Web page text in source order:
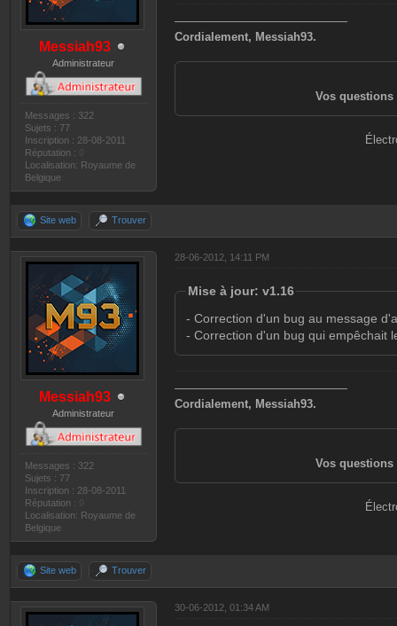
Messiah93
Administrateur
Messages : 322
Sujets : 77
Inscription : 28-08-2011
Réputation :
Localisation: Royaume de
Belgique
———————————————
Cordialement, Messiah93.
Vos questions
Site web Trouver
Messiah93
Administrateur
Messages : 322
Sujets : 77
Inscription : 28-08-2011
Réputation :
Localisation: Royaume de
Belgique
28-06-2012, 14:11 PM
Mise à jour: v1.16
- Correction d'un bug au message
- Correction d'un bug qui empêchait
———————————————
Cordialement, Messiah93.
Vos questions
Site web Trouver
30-06-2012, 01:34 AM